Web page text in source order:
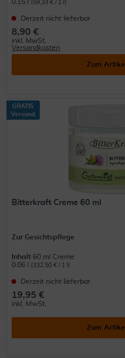
0.15 l
(59,33 € / 1 l)
Derzeit nicht lieferbar
8,90 €
inkl. MwSt.
Versandkosten
Zum Artikel
GRATIS
Versand
Bitterkraft Creme 60 ml
Zur Gesichtspflege
Inhalt 60 ml Creme
0.06 l
(332,50 € / 1 l)
Derzeit nicht lieferbar
19,95 €
inkl. MwSt.
Zum Artikel